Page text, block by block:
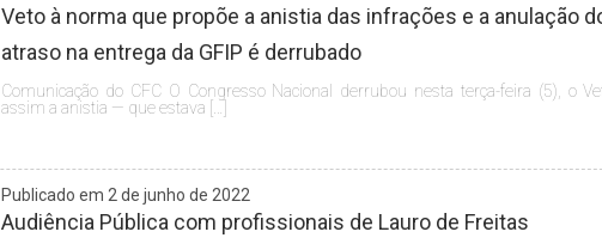
Veto à norma que propõe a anistia das infrações e a anulação
atraso na entrega da GFIP é derrubado
Comunicação do CFC O Congresso Nacional derrubou nesta terça-feira (5), o
assim a anistia — que estava […]
Publicado em 2 de junho de 2022
Audiência Pública com profissionais de Lauro de Freitas